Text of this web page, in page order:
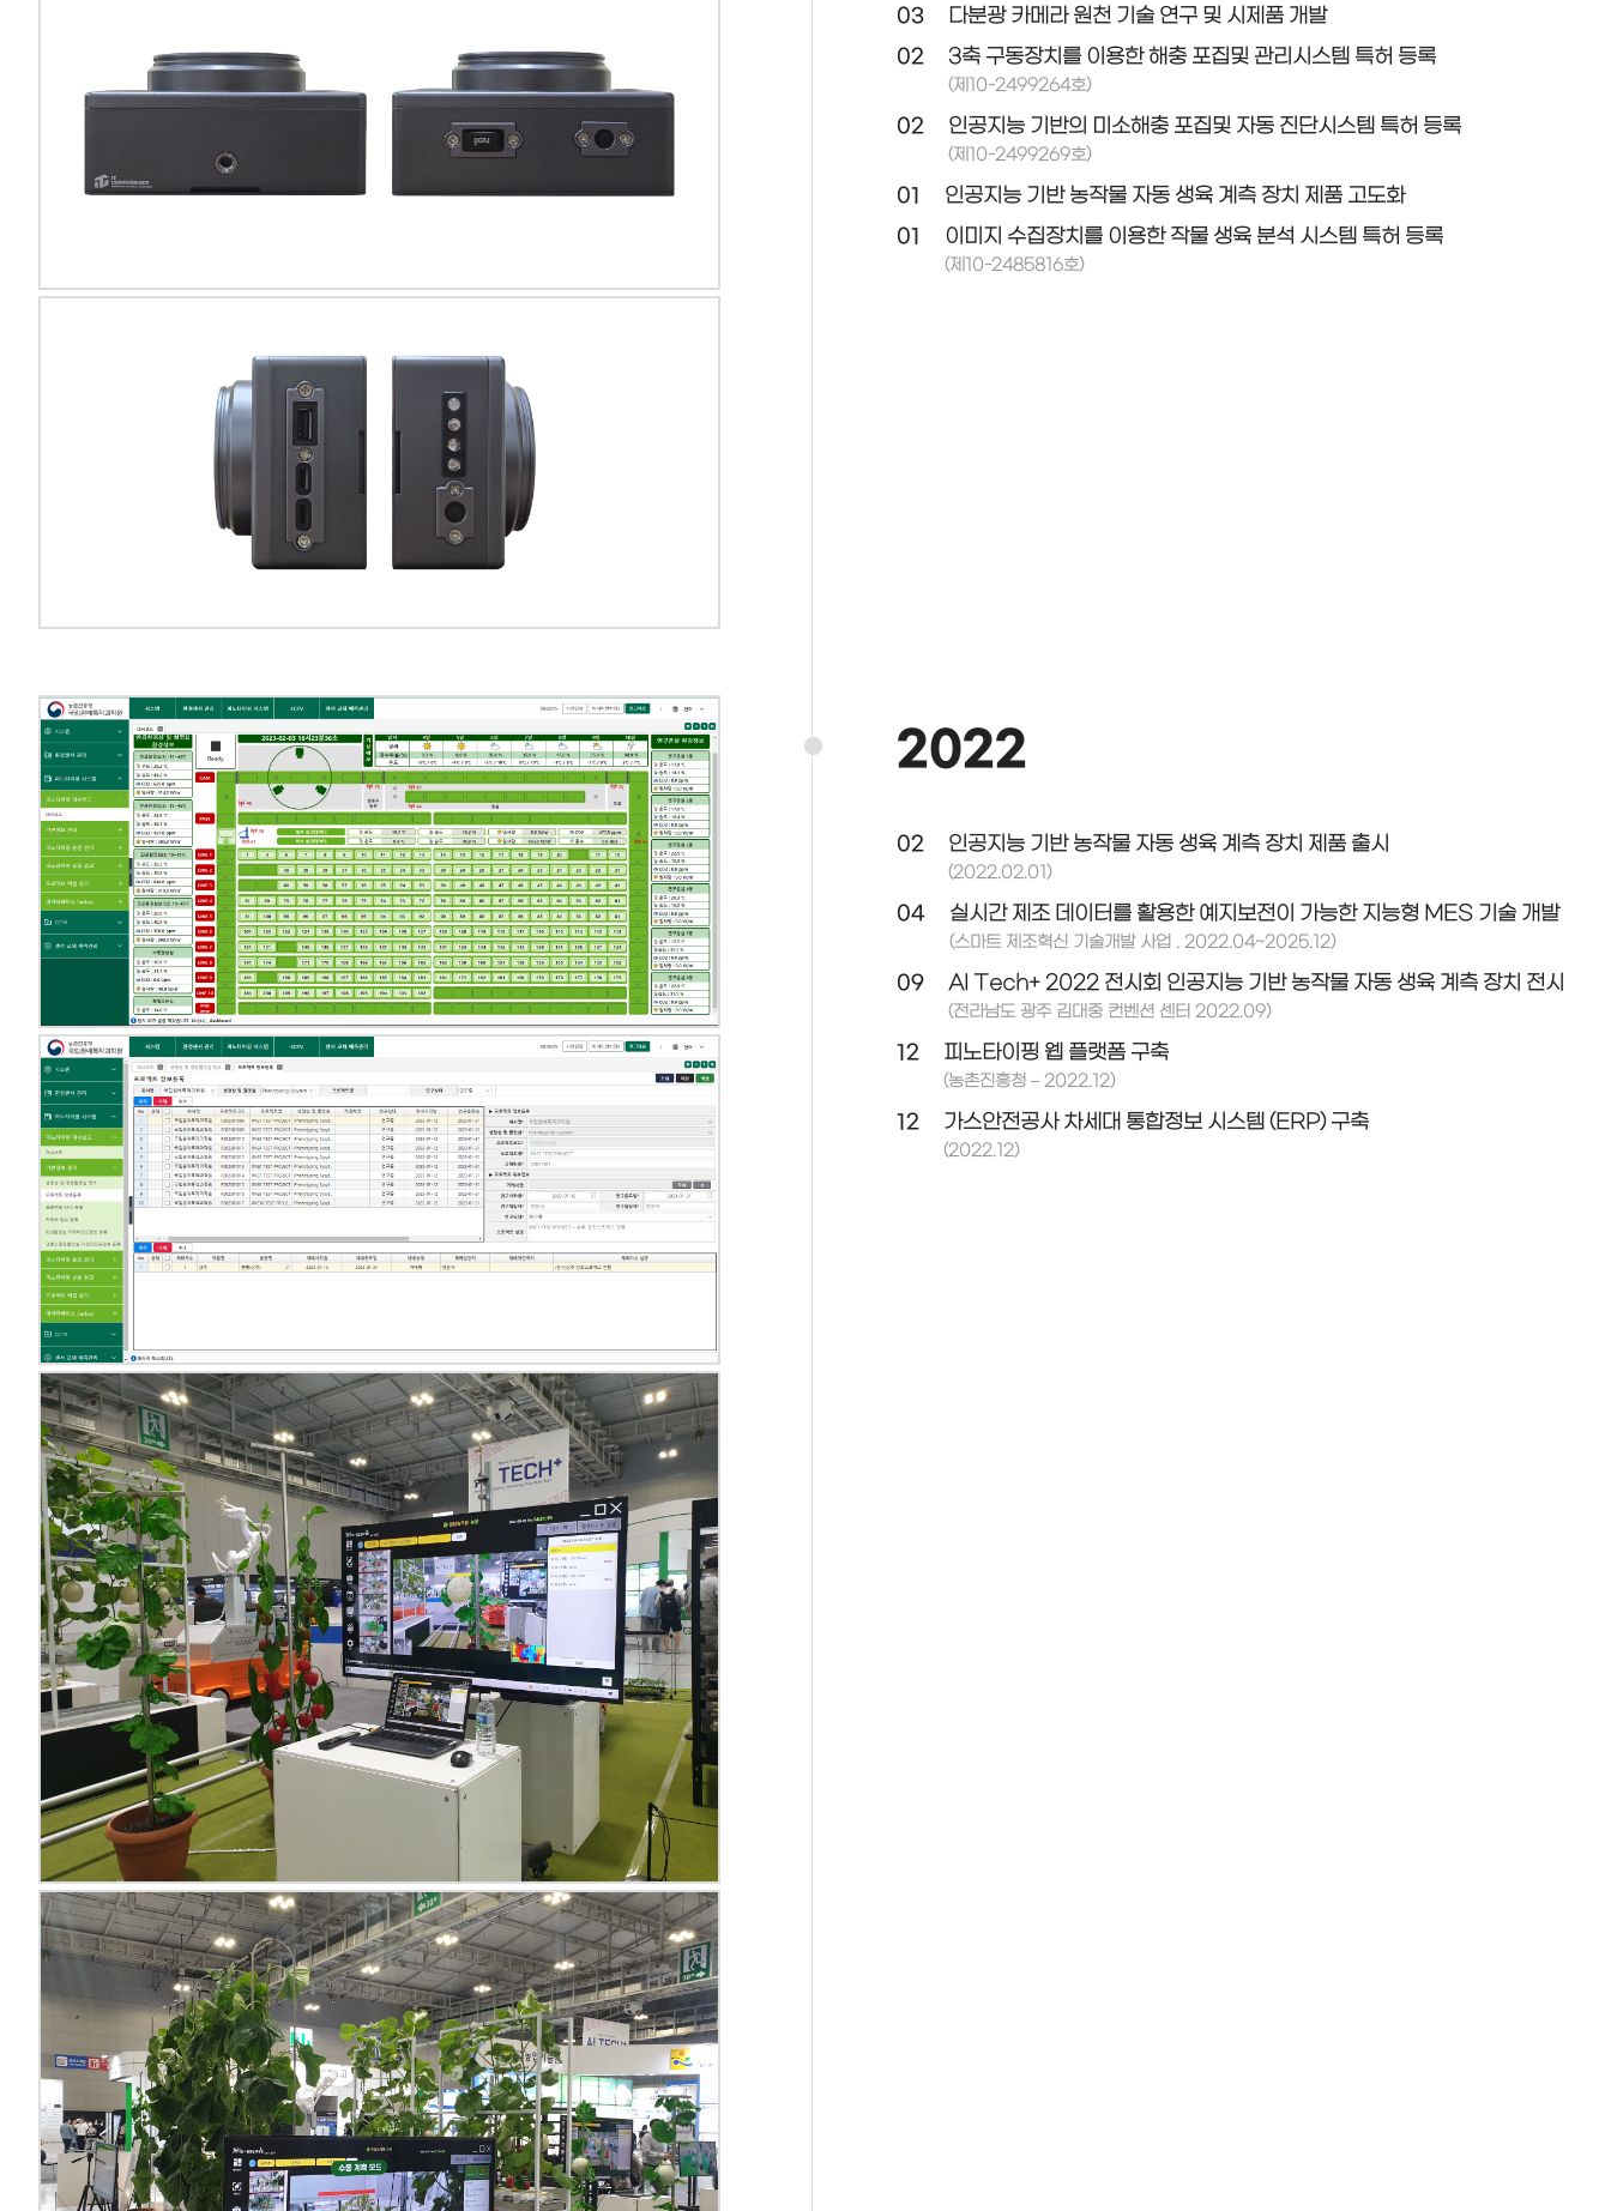
03
다분광 카메라 원천 기술 연구 및 시제품 개발
02
3축 구동장치를 이용한 해충 포집및 관리시스템 특허 등록
(제10-2499264호)
02 인공지능 기반의 미소해충 포집및 자동 진단시스템 특허 등록
(제10-2499269호)
01
인공지능 기반 농작물 자동 생육 계측 장치 제품 고도화
01
이미지 수집장치를 이용한 작물 생육 분석 시스템 특허 등록
(제10-2485816호)
2022
02 인공지능 기반 농작물 자동 생육 계측 장치 제품 출시
(2022.02.01)
04 실시간 제조 데이터를 활용한 예지보전이 가능한 지능형 MES 기술 개발
(스마트 제조혁신 기술개발 사업 . 2022.04~2025.12)
09 AI Tech+ 2022 전시회 인공지능 기반 농작물 자동 생육 계측 장치 전시
(전라남도 광주 김대중 컨벤션 센터 2022.09)
12 피노타이핑 웹 플랫폼 구축
(농촌진흥청 – 2022.12)
12 가스안전공사 차세대 통합정보 시스템 (ERP) 구축
(2022.12)